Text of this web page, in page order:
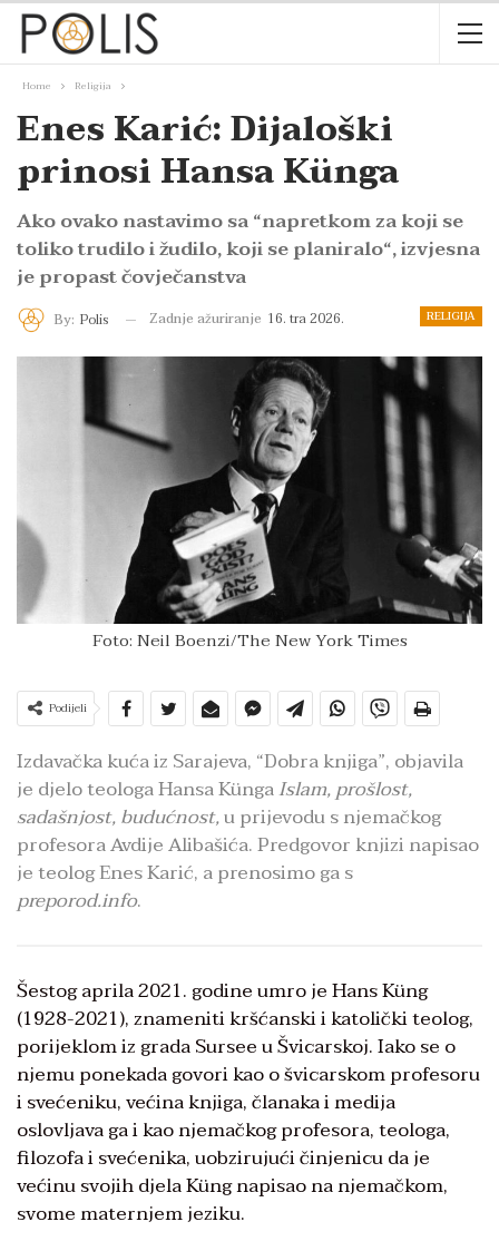
Home Religija
Enes Karić: Dijaloški
prinosi Hansa Künga
Ako ovako nastavimo sa “napretkom za koji se
toliko trudilo i žudilo, koji se planiralo“, izvjesna
je propast čovječanstva
RELIGIJA
By: Polis Zadnje ažuriranje 16. tra 2026.
Foto: Neil Boenzi/The New York Times
Podijeli
Izdavačka kuća iz Sarajeva, “Dobra knjiga”, objavila
je djelo teologa Hansa KüngaIslam, prošlost,
sadašnjost, budućnost,u prijevodu s njemačkog
profesora Avdije Alibašića. Predgovor knjizi napisao
je teolog Enes Karić, a prenosimo ga s
preporod.info.
Šestog aprila 2021. godine umro je Hans Küng
(1928-2021), znameniti kršćanski i katolički teolog,
porijeklom iz grada Sursee u Švicarskoj. Iako se o
njemu ponekada govori kao o švicarskom profesoru
i svećeniku, većina knjiga, članaka i medija
oslovljava ga i kao njemačkog profesora, teologa,
filozofa i svećenika, uobzirujući činjenicu da je
većinu svojih djela Küng napisao na njemačkom,
svome maternjem jeziku.